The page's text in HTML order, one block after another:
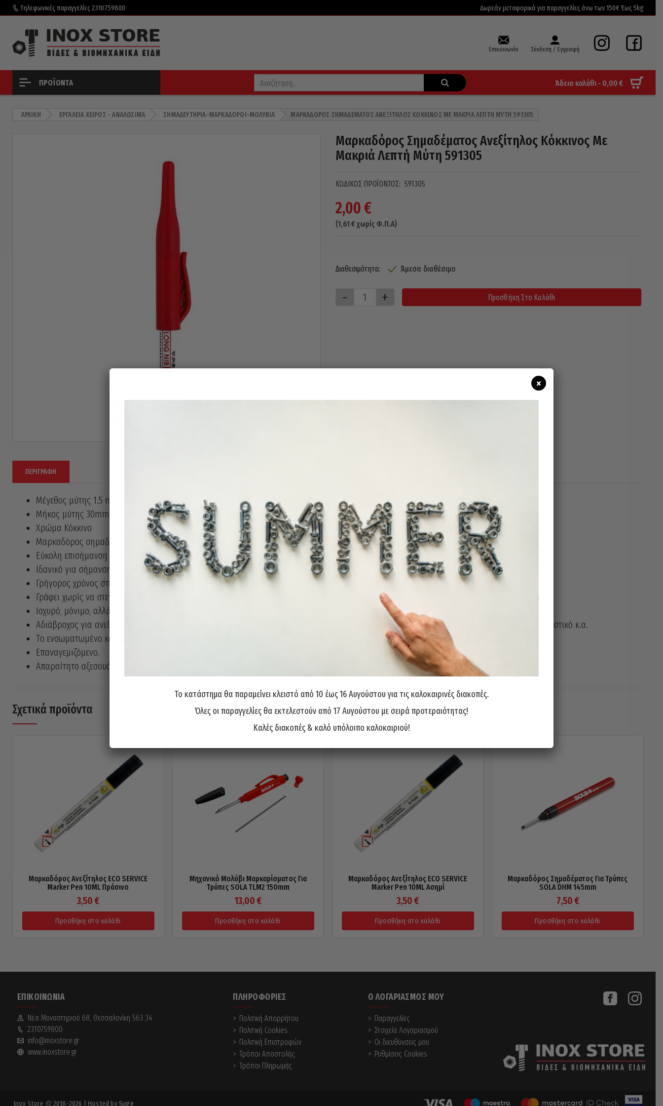
Τηλεφωνικές παραγγελίες 2310759800 Δωρεάν μεταφορικά για παραγγελίες άνω των 150€ Έως 5kg
Επικοινωνία Σύνδεση / Εγγραφή
ΠΡΟΪΌΝΤΑ Άδειο καλάθι - 0,00 €
ΑΡΧΙΚΉ ΕΡΓΑΛΕΊΑ ΧΕΙΡΌΣ - ΑΝΑΛΏΣΙΜΑ ΣΗΜΑΔΕΥΤΉΡΙΑ-ΜΑΡΚΑΔΌΡΟΙ-ΜΟΛΎΒΙΑ ΜΑΡΚΑΔΌΡΟΣ ΣΗΜΑΔΈΜΑΤΟΣ ΑΝΕΞΊΤΗΛΟΣ ΚΌΚΚΙΝΟΣ ΜΕ ΜΑΚΡΙΆ ΛΕΠΤΉ ΜΎΤΗ 591305
Μαρκαδόρος Σημαδέματος Ανεξίτηλος Κόκκινος Με
Μακριά Λεπτή Μύτη 591305
ΚΩΔΙΚΌΣ ΠΡΟΪΌΝΤΟΣ: 591305
2,00€
(1,61 € χωρίς Φ.Π.Α)
Διαθεσιμότητα: Άμεσα διαθέσιμο
Προσθήκη Στο Καλάθι
ΠΕΡΙΓΡΑΦΉ
Μέγεθος μύτης 1.5 mm
Μήκος μύτης 30mm
Χρώμα Κόκκινο
Μαρκαδόρος σημαδέματος με μακριά και λεπτή μύτη.
Εύκολη επισήμανση σημείων με δύσκολη πρόσβαση όπως για την επισήμανση οπών διάτρησης.
Ιδανικό για σήμανση βαθιάς τρύπας και ελέγχου.
Γρήγορος χρόνος στεγνώματος – μειώνει τις κηλίδες κατά τη σήμανση.
Γράφει χωρίς να στεγνώσει ακόμη και 72 ώρες χωρίς καπάκι.
Ισχυρό, μόνιμο, αλλά και μη τοξικό μελάνι.
Αδιάβροχος για ανεξίτηλη γραφή σε σχεδόν όλες τις επιφάνειες π.χ. χαρτόνι, μέταλλο, γυαλί, τσιμέντο, σκυρόδεμα, ξύλο, κόντρα πλακέ, OSB, πλαστικό κ.α.
Το ενσωματωμένο καπάκι με κλιπ τσέπης επιτρέπει την εύκολη μεταφορά και αποθήκευση.
Επαναγεμιζόμενο.
Απαραίτητο αξεσουάρ στην εργαλειοθήκη του κάθε τεχνίτη.
Σχετικά προϊόντα
Μαρκαδόρος Ανεξίτηλος ECO SERVICE
Marker Pen 10ML Πράσινο
3,50 €
Προσθήκη στο καλάθι
Μηχανικό Μολύβι Μαρκαρίσματος Για
Τρύπες SOLA TLM2 150mm
13,00 €
Προσθήκη στο καλάθι
Μαρκαδόρος Ανεξίτηλος ECO SERVICE
Marker Pen 10ML Ασημί
3,50 €
Προσθήκη στο καλάθι
Μαρκαδόρος Σημαδέματος Για Τρύπες
SOLA DHM 145mm
7,50 €
Προσθήκη στο καλάθι
ΕΠΙΚΟΙΝΩΝΊΑ
Νέα Mοναστηριού 68, Θεσσαλονίκη 563 34
2310759800
info@inoxstore.gr
www.inoxstore.gr
ΠΛΗΡΟΦΟΡΊΕΣ
Πολιτική Απορρήτου
Πολιτική Cookies
Πολιτική Επιστροφών
Τρόποι Αποστολής
Τρόποι Πληρωμής
Ο ΛΟΓΑΡΙΑΣΜΌΣ ΜΟΥ
Παραγγελίες
Στοιχεία Λογαριασμού
Οι διευθύνσεις μου
Ρυθμίσεις Cookies
Inox Store 2018-2026 | Hosted bySuge
Το κατάστημα θα παραμείνει κλειστό από 10 έως 16 Αυγούστου για τις καλοκαιρινές διακοπές.
Όλες οι παραγγελίες θα εκτελεστούν από 17 Αυγούστου με σειρά προτεραιότητας!
Καλές διακοπές & καλό υπόλοιπο καλοκαιριού!
×